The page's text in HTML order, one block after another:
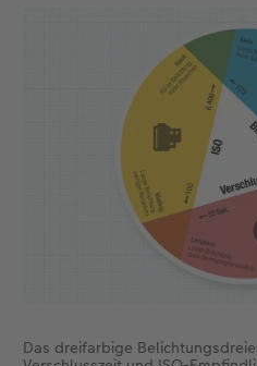
Anleitungen
Inspiration
Neuheiten
Einzelkarten
Digitale
CEWE
Neuheiten
Das dreifarbige